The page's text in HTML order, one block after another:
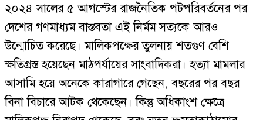
২০২৪ সালের ৫ আগস্টের রাজনৈতিক পটপরিবর্তনের পর
দেশের গণমাধ্যম বাস্তবতা এই নির্মম সত্যকে আরও
উন্মোচিত করেছে। মালিকপক্ষের তুলনায় শতগুণ বেশি
ক্ষতিগ্রস্ত হয়েছেন মাঠপর্যায়ের সাংবাদিকরা। হত্যা মামলার
আসামি হয়ে অনেকে কারাগারে গেছেন, বছরের পর বছর
বিনা বিচারে আটক থেকেছেন। কিন্তু অধিকাংশ ক্ষেত্রে